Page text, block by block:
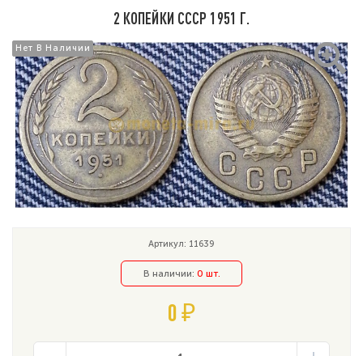
2 КОПЕЙКИ СССР 1951 Г.
Нет В Наличии
Нет В Наличии
Артикул: 11639
В наличии: 0 шт.
0 ₽